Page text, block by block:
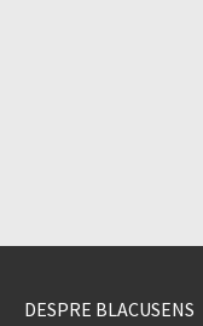
DESPRE BLACUSENS